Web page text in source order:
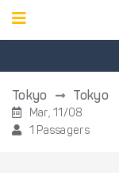
Tokyo Tokyo
Mar, 11/08
1 Passagers